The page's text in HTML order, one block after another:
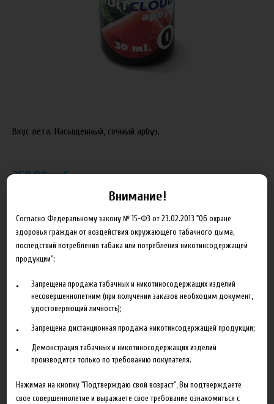
Вкус лета. Насыщенный, сочный арбуз.
250.00 руб
Добавить в сравнение
Описание Характеристики Отзывы
Состав готовой жидкости:
Внимание!
Согласно Федеральному закону № 15-ФЗ от 23.02.2013 "Об охране
здоровья граждан от воздействия окружающего табачного дыма,
последствий потребления табака или потребления никотинсодержащей
продукции":
Запрещена продажа табачных и никотиносодержащих изделий
несовершеннолетним (при получении заказов необходим документ,
удостоверяющий личность);
Запрещена дистанционная продажа никотинсодержащей продукции;
Демонстрация табачных и никотиносодержащих изделий
производится только по требованию покупателя.
Нажимая на кнопку "Подтверждаю свой возраст", Вы подтверждаете
свое совершеннолетие и выражаете свое требование ознакомиться с